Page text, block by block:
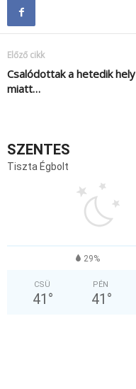
Előző cikk
Csalódottak a hetedik hely
miatt…
SZENTES
Tiszta Égbolt
29%
CSÜ
41 °
PÉN
41 °